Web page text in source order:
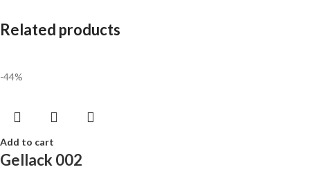
Related products
-44%
Add to cart
Gellack 002